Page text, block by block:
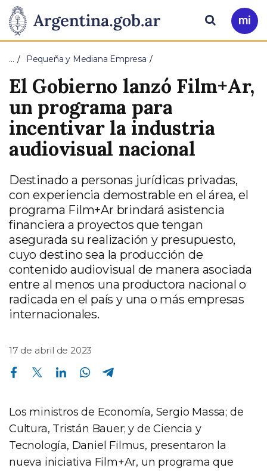
Presidencia
de
la
Nación
Pasar al contenido principal
Ir
a
Buscar
… Pequeña y Mediana Empresa
El Gobierno lanzó Film+Ar,
un programa para
incentivar la industria
audiovisual nacional
Destinado a personas jurídicas privadas,
con experiencia demostrable en el área, el
programa Film+Ar brindará asistencia
financiera a proyectos que tengan
asegurada su realización y presupuesto,
cuyo destino sea la producción de
contenido audiovisual de manera asociada
entre al menos una productora nacional o
radicada en el país y una o más empresas
internacionales.
17 de abril de 2023
Compartir en Facebook Compartir en Twitter Compartir en Linkedin Compartir en Whatsapp
Los ministros de Economía, Sergio Massa; de
Cultura, Tristán Bauer; y de Ciencia y
Tecnología, Daniel Filmus, presentaron la
nueva iniciativa Film+Ar, un programa que